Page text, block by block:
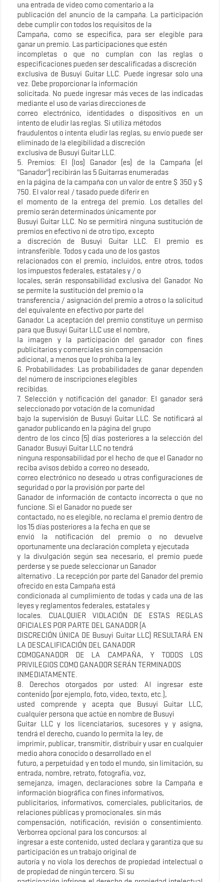
una entrada de video como comentario a la
publicación del anuncio de la campaña. La participación
debe cumplir con todos los requisitos de la
Campaña, como se especifica, para ser elegible para
ganar un premio. Las participaciones que estén
incompletas o que no cumplan con las reglas o
especificaciones pueden ser descalificadas a discreción
exclusiva de Busuyi Guitar LLC. Puede ingresar solo una
vez. Debe proporcionar la información
solicitada. No puede ingresar más veces de las indicadas
mediante el uso de varias direcciones de
correo electrónico, identidades o dispositivos en un
intento de eludir las reglas. Si utiliza métodos
fraudulentos o intenta eludir las reglas, su envío puede ser
eliminado de la elegibilidad a discreción
exclusiva de Busuyi Guitar LLC.
5. Premios: El (los) Ganador (es) de la Campaña (el
"Ganador") recibirán las 5 Guitarras enumeradas
en la página de la campaña con un valor de entre $ 350 y $
750. El valor real / tasado puede diferir en
el momento de la entrega del premio. Los detalles del
premio serán determinados únicamente por
Busuyi Guitar LLC. No se permitirá ninguna sustitución de
premios en efectivo ni de otro tipo, excepto
a discreción de Busuyi Guitar LLC. El premio es
intransferible. Todos y cada uno de los gastos
relacionados con el premio, incluidos, entre otros, todos
los impuestos federales, estatales y / o
locales, serán responsabilidad exclusiva del Ganador. No
se permite la sustitución del premio o la
transferencia / asignación del premio a otros o la solicitud
del equivalente en efectivo por parte del
Ganador. La aceptación del premio constituye un permiso
para que Busuyi Guitar LLC use el nombre,
la imagen y la participación del ganador con fines
publicitarios y comerciales sin compensación
adicional, a menos que lo prohíba la ley.
6. Probabilidades: Las probabilidades de ganar dependen
del número de inscripciones elegibles
recibidas.
7. Selección y notificación del ganador: El ganador será
seleccionado por votación de la comunidad
bajo la supervisión de Busuyi Guitar LLC. Se notificará al
ganador publicando en la página del grupo
dentro de los cinco (5) días posteriores a la selección del
Ganador. Busuyi Guitar LLC no tendrá
ninguna responsabilidad por el hecho de que el Ganador no
reciba avisos debido a correo no deseado,
correo electrónico no deseado u otras configuraciones de
seguridad o por la provisión por parte del
Ganador de información de contacto incorrecta o que no
funcione. Si el Ganador no puede ser
contactado, no es elegible, no reclama el premio dentro de
los 15 días posteriores a la fecha en que se
envió la notificación del premio o no devuelve
oportunamente una declaración completa y ejecutada
y la divulgación según sea necesario, el premio puede
perderse y se puede seleccionar un Ganador
alternativo . La recepción por parte del Ganador del premio
ofrecido en esta Campaña está
condicionada al cumplimiento de todas y cada una de las
leyes y reglamentos federales, estatales y
locales. CUALQUIER VIOLACIÓN DE ESTAS REGLAS
OFICIALES POR PARTE DEL GANADOR (A
DISCRECIÓN ÚNICA DE Busuyi Guitar LLC) RESULTARÁ EN
LA DESCALIFICACIÓN DEL GANADOR
COMOGANADOR DE LA CAMPAÑA, Y TODOS LOS
PRIVILEGIOS COMO GANADOR SERÁN TERMINADOS
INMEDIATAMENTE.
8. Derechos otorgados por usted: Al ingresar este
contenido (por ejemplo, foto, video, texto, etc.),
usted comprende y acepta que Busuyi Guitar LLC,
cualquier persona que actúe en nombre de Busuyi
Guitar LLC y los licenciatarios, sucesores y y asigna,
tendrá el derecho, cuando lo permita la ley, de
imprimir, publicar, transmitir, distribuir y usar en cualquier
medio ahora conocido o desarrollado en el
futuro, a perpetuidad y en todo el mundo, sin limitación, su
entrada, nombre, retrato, fotografía, voz,
semejanza, imagen, declaraciones sobre la Campaña e
información biográfica con fines informativos,
publicitarios, informativos, comerciales, publicitarios, de
relaciones públicas y promocionales. sin más
compensación, notificación, revisión o consentimiento.
Verborrea opcional para los concursos: al
ingresar a este contenido, usted declara y garantiza que su
participación es un trabajo original de
autoría y no viola los derechos de propiedad intelectual o
de propiedad de ningún tercero. Si su